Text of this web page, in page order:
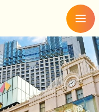
メ
ニ
ュ
ー